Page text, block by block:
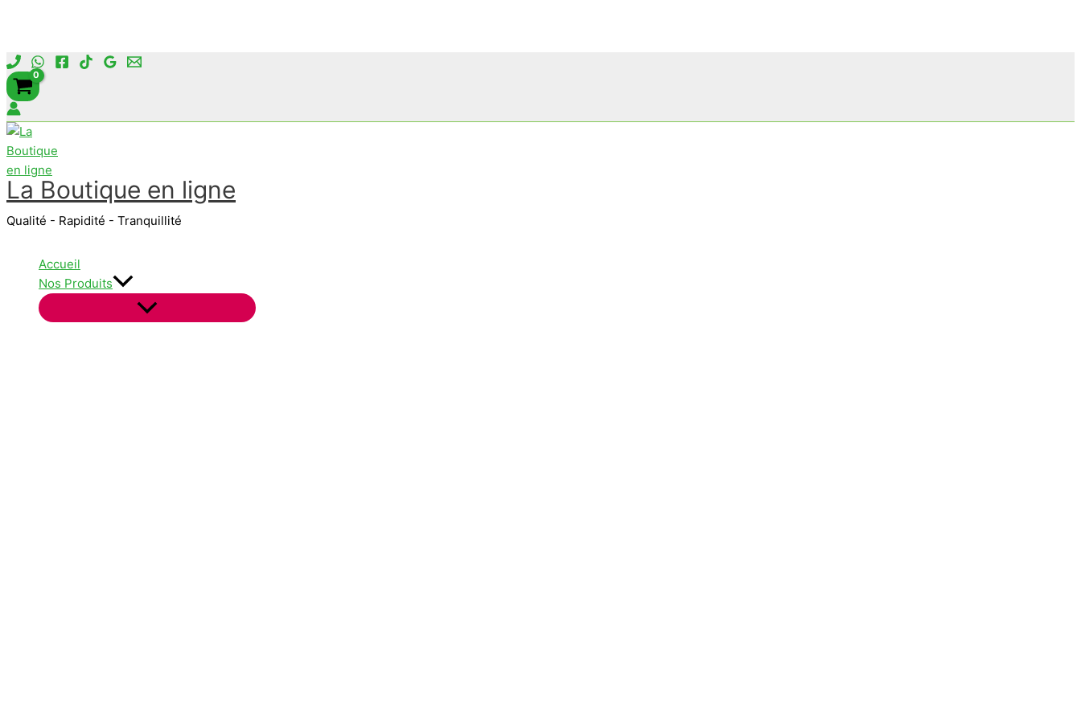
Aller
au
contenu
La Boutique en ligne
Qualité - Rapidité - Tranquillité
Accueil
Nos Produits